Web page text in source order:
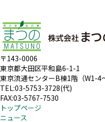
〒143-0006
東京都大田区平和島6-1-1
東京流通センターB棟1階（W1-4
TEL:03-5753-3728(代)
FAX:03-5767-7530
トップページ
ニュース